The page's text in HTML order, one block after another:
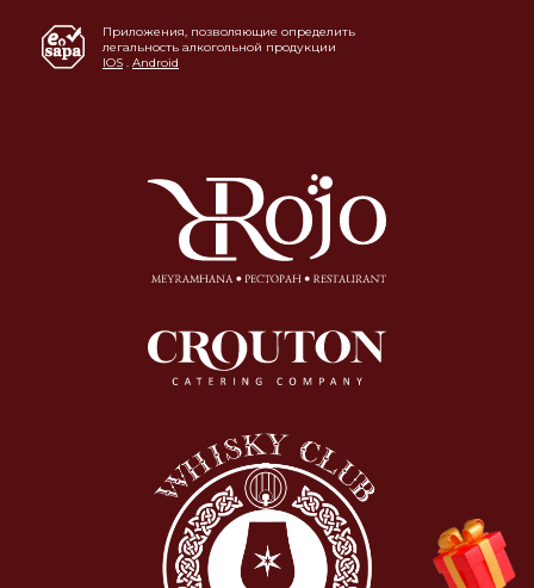
Приложения, позволяющие определить
легальность алкогольной продукции
IOS . Android